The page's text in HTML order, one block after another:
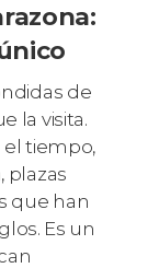
de
la visita.
el tiempo,
plazas
que han
Es un